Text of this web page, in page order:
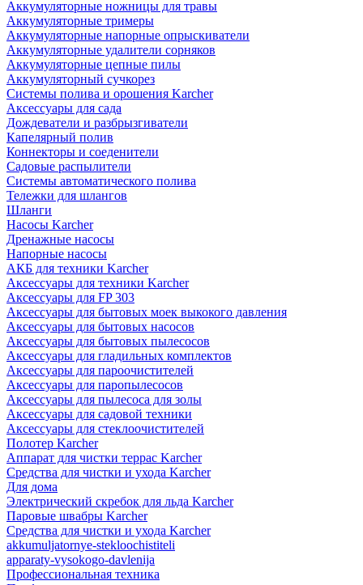
Аккумуляторные ножницы для травы
Аккумуляторные тримеры
Аккумуляторные напорные опрыскиватели
Аккумуляторные удалители сорняков
Аккумуляторные цепные пилы
Аккумуляторный сучкорез
Системы полива и орошения Karcher
Аксессуары для сада
Дождеватели и разбрызгиватели
Капелярный полив
Коннекторы и соеденители
Садовые распылители
Системы автоматического полива
Тележки для шлангов
Шланги
Насосы Karcher
Дренажные насосы
Напорные насосы
АКБ для техники Karcher
Аксессуары для техники Karcher
Аксессуары для FP 303
Аксессуары для бытовых моек выкокого давления
Аксессуары для бытовых насосов
Аксессуары для бытовых пылесосов
Аксессуары для гладильных комплектов
Аксессуары для пароочистителей
Аксессуары для паропылесосов
Аксессуары для пылесоса для золы
Аксессуары для садовой техники
Аксессуары для стеклоочистителей
Полотер Karcher
Аппарат для чистки террас Karcher
Средства для чистки и ухода Karcher
Для дома
Электрический скребок для льда Karcher
Паровые швабры Karcher
Средства для чистки и ухода Karcher
akkumuljatornye-stekloochistiteli
apparaty-vysokogo-davlenija
Профессиональная техника